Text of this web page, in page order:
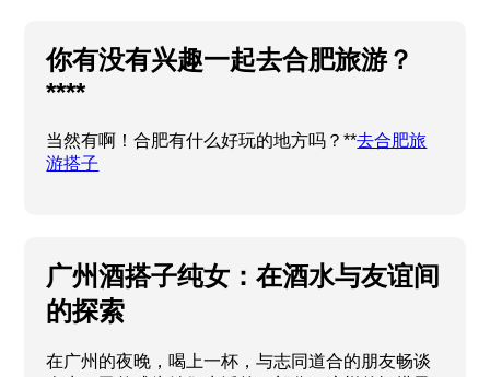
你有没有兴趣一起去合肥旅游？
****
当然有啊！合肥有什么好玩的地方吗？**去合肥旅
游搭子
广州酒搭子纯女：在酒水与友谊间
的探索
在广州的夜晚，喝上一杯，与志同道合的朋友畅谈